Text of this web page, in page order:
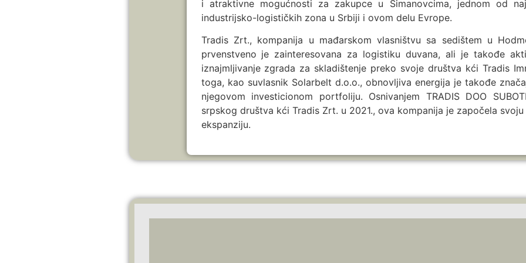
i atraktivne mogućnosti za zakupce u Šimanovcima, jednom od
industrijsko-logističkih zona u Srbiji i ovom delu Evrope.
Tradis Zrt., kompanija u mađarskom vlasništvu sa sedištem u
prvenstveno je zainteresovana za logistiku duvana, ali je takođe
iznajmljivanje zgrada za skladištenje preko svoje društva kći Tradis
toga, kao suvlasnik Solarbelt d.o.o., obnovljiva energija je takođe
njegovom investicionom portfoliju. Osnivanjem TRADIS DOO
srpskog društva kći Tradis Zrt. u 2021., ova kompanija je započela
ekspanziju.